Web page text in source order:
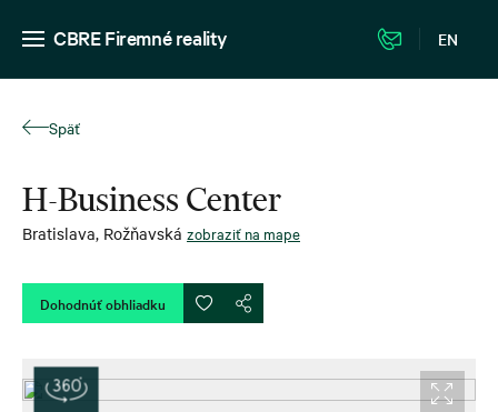
CBRE Firemné reality EN
Späť
H-Business Center
Bratislava, Rožňavská zobraziť na mape
Dohodnúť obhliadku